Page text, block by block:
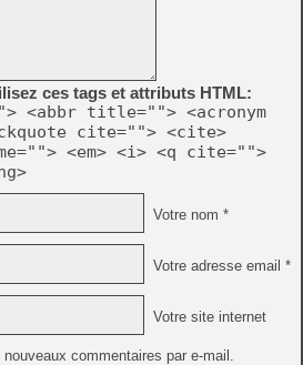
ces tags et attributs HTML:
<abbr title=""> <acronym
cite=""> <cite>
<em> <i> <q cite="">
Votre nom *
Votre adresse email *
Votre site internet
commentaires par e-mail.